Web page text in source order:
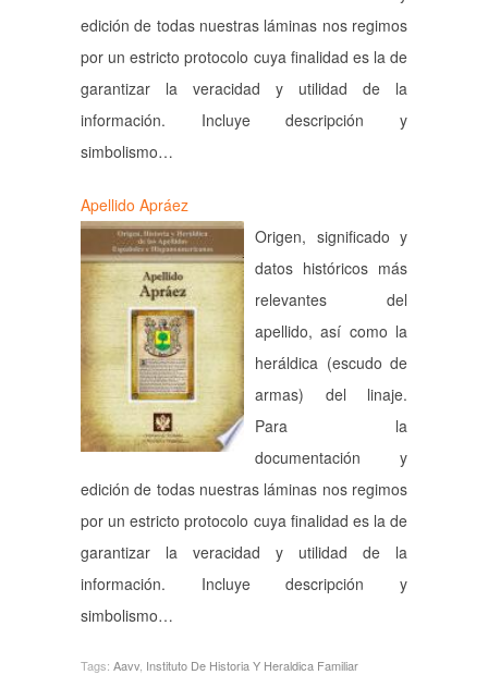
edición de todas nuestras láminas nos regimos
por un estricto protocolo cuya finalidad es la de
garantizar la veracidad y utilidad de la
información. Incluye descripción y
simbolismo…
Apellido Apráez
Origen, significado y
datos históricos más
relevantes del
apellido, así como la
heráldica (escudo de
armas) del linaje.
Para la
documentación y
edición de todas nuestras láminas nos regimos
por un estricto protocolo cuya finalidad es la de
garantizar la veracidad y utilidad de la
información. Incluye descripción y
simbolismo…
Tags: Aavv Instituto De Historia Y Heraldica Familiar